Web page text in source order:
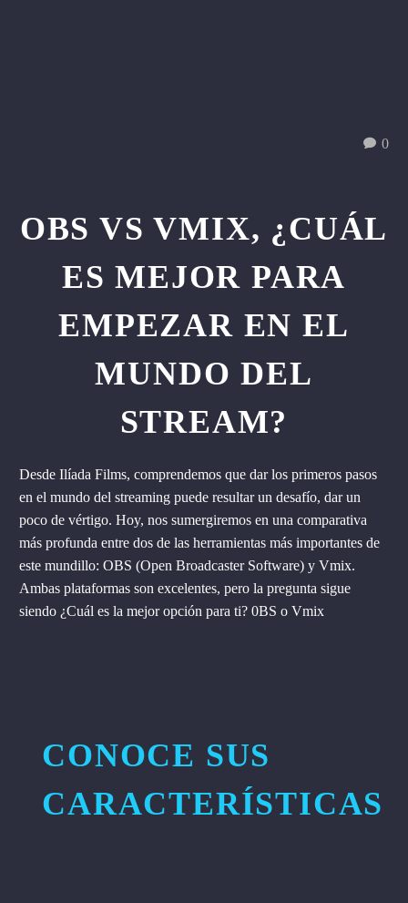
0
OBS VS VMIX, ¿CUÁL
ES MEJOR PARA
EMPEZAR EN EL
MUNDO DEL
STREAM?
Desde Ilíada Films, comprendemos que dar los primeros pasos
en el mundo del streaming puede resultar un desafío, dar un
poco de vértigo. Hoy, nos sumergiremos en una comparativa
más profunda entre dos de las herramientas más importantes de
este mundillo: OBS (Open Broadcaster Software) y Vmix.
Ambas plataformas son excelentes, pero la pregunta sigue
siendo ¿Cuál es la mejor opción para ti? 0BS o Vmix
CONOCE SUS
CARACTERÍSTICAS